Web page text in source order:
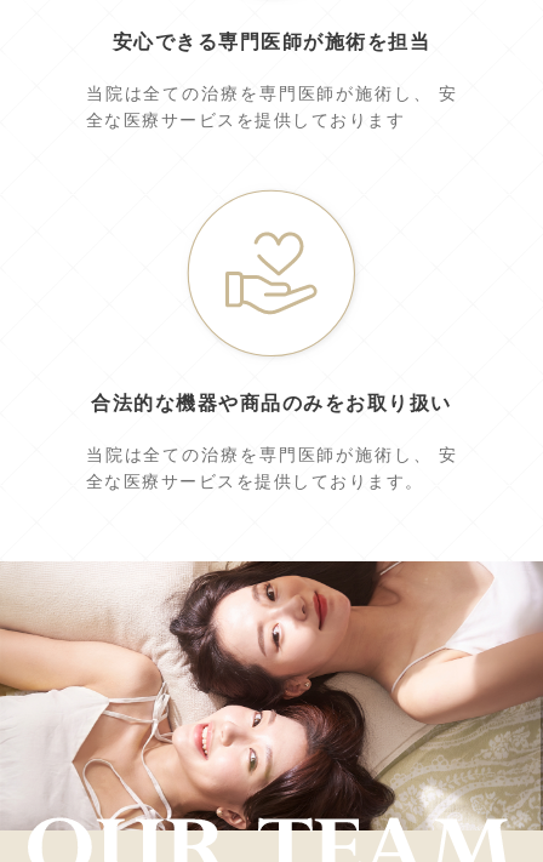
安心できる専門医師が施術を担当
当院は全ての治療を専門医師が施術し、 安
全な医療サービスを提供しております
合法的な機器や商品のみをお取り扱い
当院は全ての治療を専門医師が施術し、 安
全な医療サービスを提供しております。